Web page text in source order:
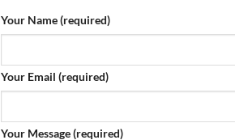
Your Name (required)
Your Email (required)
Your Message (required)